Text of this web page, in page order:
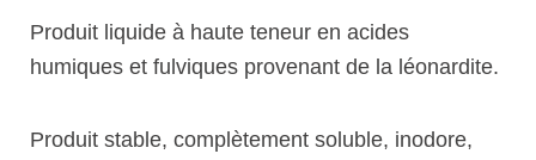
Produit liquide à haute teneur en acides
humiques et fulviques provenant de la léonardite.
Produit stable, complètement soluble, inodore,